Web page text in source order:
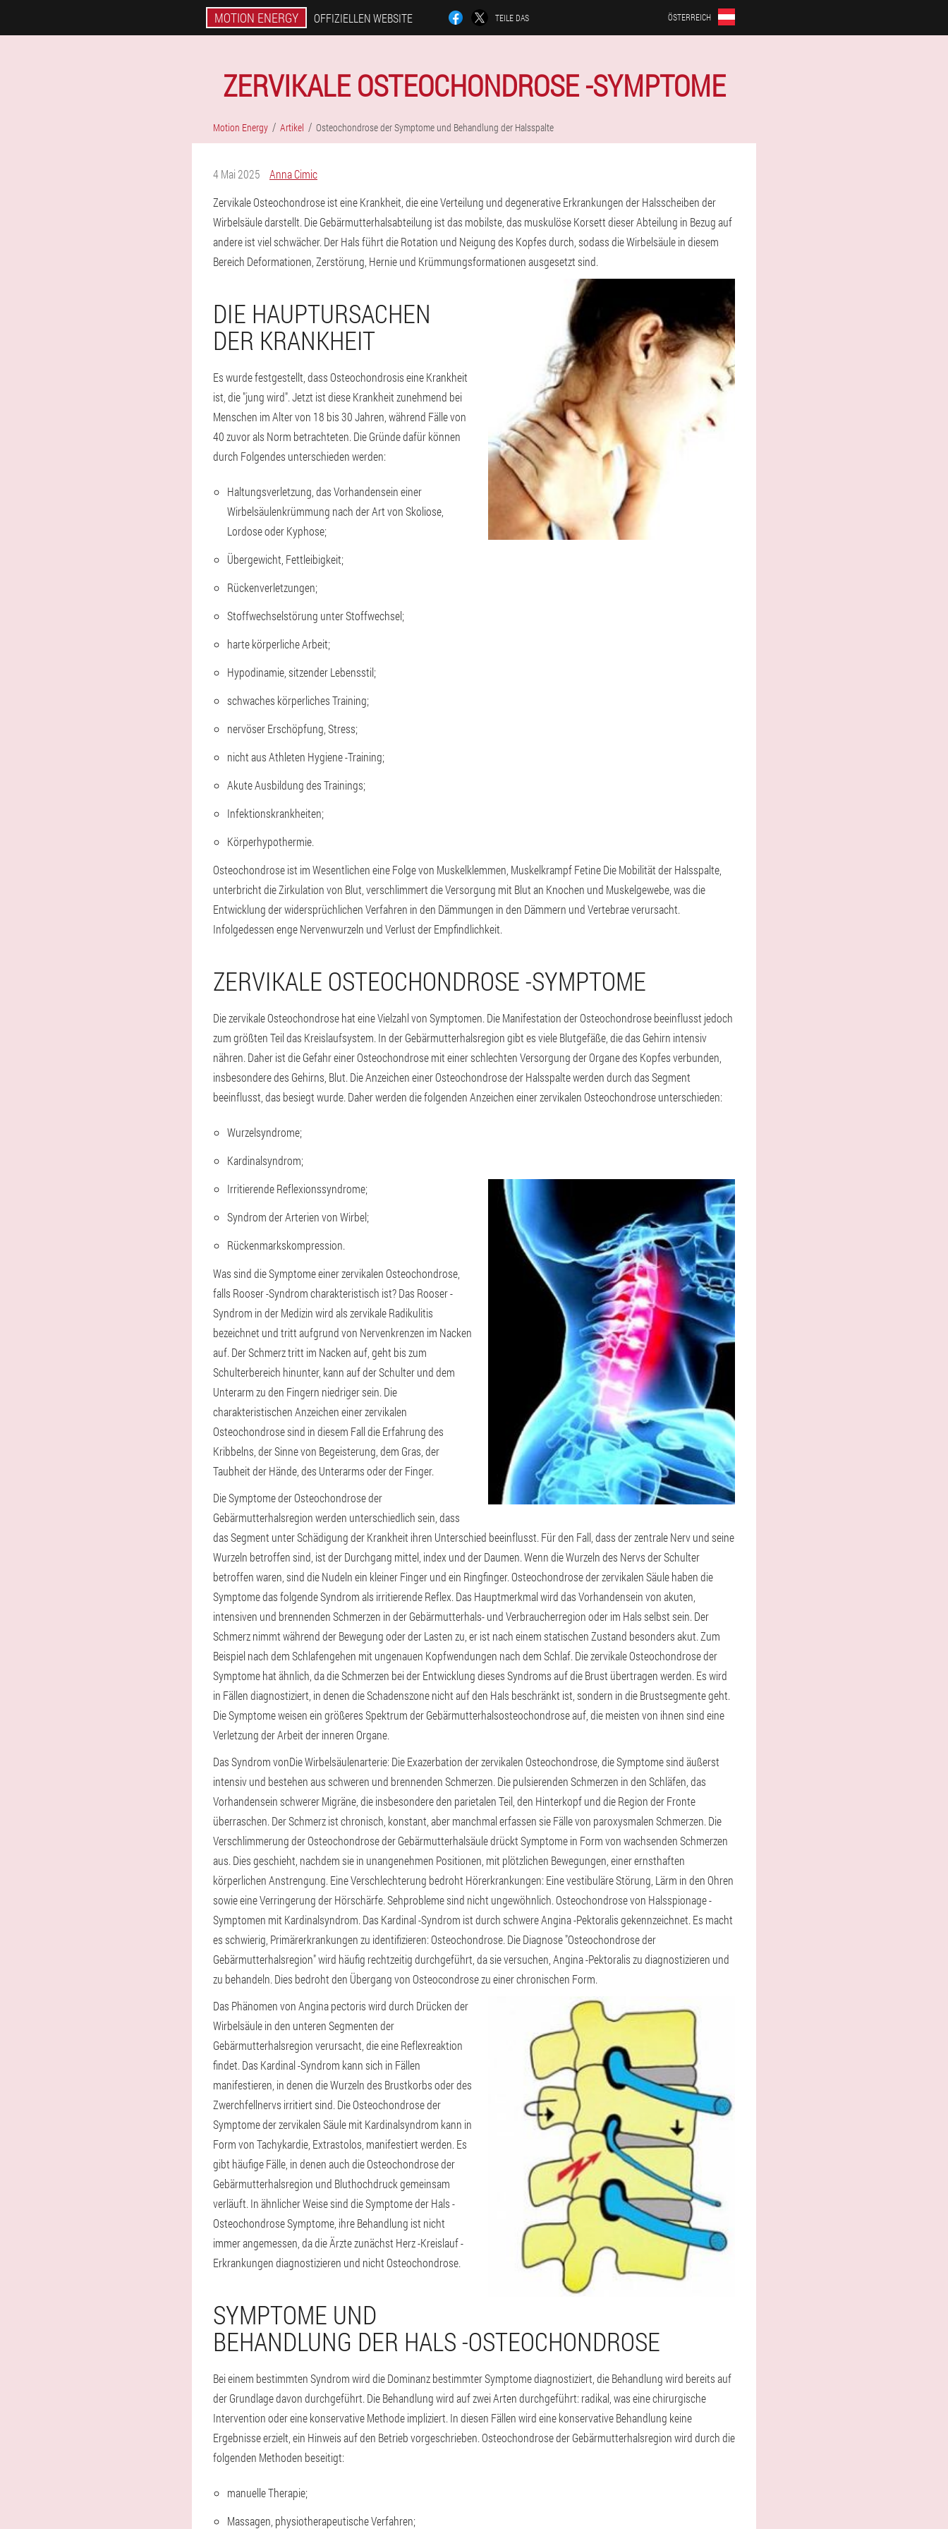
MOTION ENERGY OFFIZIELLEN WEBSITE TEILE DAS ÖSTERREICH
ZERVIKALE OSTEOCHONDROSE -SYMPTOME
Motion Energy Artikel Osteochondrose der Symptome und Behandlung der Halsspalte
4 Mai 2025
Anna Cimic
Zervikale Osteochondrose ist eine Krankheit, die eine Verteilung und degenerative Erkrankungen der Halsscheiben der
Wirbelsäule darstellt. Die Gebärmutterhalsabteilung ist das mobilste, das muskulöse Korsett dieser Abteilung in Bezug auf
andere ist viel schwächer. Der Hals führt die Rotation und Neigung des Kopfes durch, sodass die Wirbelsäule in diesem
Bereich Deformationen, Zerstörung, Hernie und Krümmungsformationen ausgesetzt sind.
DIE HAUPTURSACHEN
DER KRANKHEIT
Es wurde festgestellt, dass Osteochondrosis eine Krankheit
ist, die "jung wird". Jetzt ist diese Krankheit zunehmend bei
Menschen im Alter von 18 bis 30 Jahren, während Fälle von
40 zuvor als Norm betrachteten. Die Gründe dafür können
durch Folgendes unterschieden werden:
Haltungsverletzung, das Vorhandensein einer
Wirbelsäulenkrümmung nach der Art von Skoliose,
Lordose oder Kyphose;
Übergewicht, Fettleibigkeit;
Rückenverletzungen;
Stoffwechselstörung unter Stoffwechsel;
harte körperliche Arbeit;
Hypodinamie, sitzender Lebensstil;
schwaches körperliches Training;
nervöser Erschöpfung, Stress;
nicht aus Athleten Hygiene -Training;
Akute Ausbildung des Trainings;
Infektionskrankheiten;
Körperhypothermie.
Osteochondrose ist im Wesentlichen eine Folge von Muskelklemmen, Muskelkrampf Fetine Die Mobilität der Halsspalte,
unterbricht die Zirkulation von Blut, verschlimmert die Versorgung mit Blut an Knochen und Muskelgewebe, was die
Entwicklung der widersprüchlichen Verfahren in den Dämmungen in den Dämmern und Vertebrae verursacht.
Infolgedessen enge Nervenwurzeln und Verlust der Empfindlichkeit.
ZERVIKALE OSTEOCHONDROSE -SYMPTOME
Die zervikale Osteochondrose hat eine Vielzahl von Symptomen. Die Manifestation der Osteochondrose beeinflusst jedoch
zum größten Teil das Kreislaufsystem. In der Gebärmutterhalsregion gibt es viele Blutgefäße, die das Gehirn intensiv
nähren. Daher ist die Gefahr einer Osteochondrose mit einer schlechten Versorgung der Organe des Kopfes verbunden,
insbesondere des Gehirns, Blut. Die Anzeichen einer Osteochondrose der Halsspalte werden durch das Segment
beeinflusst, das besiegt wurde. Daher werden die folgenden Anzeichen einer zervikalen Osteochondrose unterschieden:
Wurzelsyndrome;
Kardinalsyndrom;
Irritierende Reflexionssyndrome;
Syndrom der Arterien von Wirbel;
Rückenmarkskompression.
Was sind die Symptome einer zervikalen Osteochondrose,
falls Rooser -Syndrom charakteristisch ist? Das Rooser -
Syndrom in der Medizin wird als zervikale Radikulitis
bezeichnet und tritt aufgrund von Nervenkrenzen im Nacken
auf. Der Schmerz tritt im Nacken auf, geht bis zum
Schulterbereich hinunter, kann auf der Schulter und dem
Unterarm zu den Fingern niedriger sein. Die
charakteristischen Anzeichen einer zervikalen
Osteochondrose sind in diesem Fall die Erfahrung des
Kribbelns, der Sinne von Begeisterung, dem Gras, der
Taubheit der Hände, des Unterarms oder der Finger.
Die Symptome der Osteochondrose der
Gebärmutterhalsregion werden unterschiedlich sein, dass
das Segment unter Schädigung der Krankheit ihren Unterschied beeinflusst. Für den Fall, dass der zentrale Nerv und seine
Wurzeln betroffen sind, ist der Durchgang mittel, index und der Daumen. Wenn die Wurzeln des Nervs der Schulter
betroffen waren, sind die Nudeln ein kleiner Finger und ein Ringfinger. Osteochondrose der zervikalen Säule haben die
Symptome das folgende Syndrom als irritierende Reflex. Das Hauptmerkmal wird das Vorhandensein von akuten,
intensiven und brennenden Schmerzen in der Gebärmutterhals- und Verbraucherregion oder im Hals selbst sein. Der
Schmerz nimmt während der Bewegung oder der Lasten zu, er ist nach einem statischen Zustand besonders akut. Zum
Beispiel nach dem Schlafengehen mit ungenauen Kopfwendungen nach dem Schlaf. Die zervikale Osteochondrose der
Symptome hat ähnlich, da die Schmerzen bei der Entwicklung dieses Syndroms auf die Brust übertragen werden. Es wird
in Fällen diagnostiziert, in denen die Schadenszone nicht auf den Hals beschränkt ist, sondern in die Brustsegmente geht.
Die Symptome weisen ein größeres Spektrum der Gebärmutterhalsosteochondrose auf, die meisten von ihnen sind eine
Verletzung der Arbeit der inneren Organe.
Das Syndrom vonDie Wirbelsäulenarterie: Die Exazerbation der zervikalen Osteochondrose, die Symptome sind äußerst
intensiv und bestehen aus schweren und brennenden Schmerzen. Die pulsierenden Schmerzen in den Schläfen, das
Vorhandensein schwerer Migräne, die insbesondere den parietalen Teil, den Hinterkopf und die Region der Fronte
überraschen. Der Schmerz ist chronisch, konstant, aber manchmal erfassen sie Fälle von paroxysmalen Schmerzen. Die
Verschlimmerung der Osteochondrose der Gebärmutterhalsäule drückt Symptome in Form von wachsenden Schmerzen
aus. Dies geschieht, nachdem sie in unangenehmen Positionen, mit plötzlichen Bewegungen, einer ernsthaften
körperlichen Anstrengung. Eine Verschlechterung bedroht Hörerkrankungen: Eine vestibuläre Störung, Lärm in den Ohren
sowie eine Verringerung der Hörschärfe. Sehprobleme sind nicht ungewöhnlich. Osteochondrose von Halsspionage -
Symptomen mit Kardinalsyndrom. Das Kardinal -Syndrom ist durch schwere Angina -Pektoralis gekennzeichnet. Es macht
es schwierig, Primärerkrankungen zu identifizieren: Osteochondrose. Die Diagnose "Osteochondrose der
Gebärmutterhalsregion" wird häufig rechtzeitig durchgeführt, da sie versuchen, Angina -Pektoralis zu diagnostizieren und
zu behandeln. Dies bedroht den Übergang von Osteocondrose zu einer chronischen Form.
Das Phänomen von Angina pectoris wird durch Drücken der
Wirbelsäule in den unteren Segmenten der
Gebärmutterhalsregion verursacht, die eine Reflexreaktion
findet. Das Kardinal -Syndrom kann sich in Fällen
manifestieren, in denen die Wurzeln des Brustkorbs oder des
Zwerchfellnervs irritiert sind. Die Osteochondrose der
Symptome der zervikalen Säule mit Kardinalsyndrom kann in
Form von Tachykardie, Extrastolos, manifestiert werden. Es
gibt häufige Fälle, in denen auch die Osteochondrose der
Gebärmutterhalsregion und Bluthochdruck gemeinsam
verläuft. In ähnlicher Weise sind die Symptome der Hals -
Osteochondrose Symptome, ihre Behandlung ist nicht
immer angemessen, da die Ärzte zunächst Herz -Kreislauf -
Erkrankungen diagnostizieren und nicht Osteochondrose.
SYMPTOME UND
BEHANDLUNG DER HALS -OSTEOCHONDROSE
Bei einem bestimmten Syndrom wird die Dominanz bestimmter Symptome diagnostiziert, die Behandlung wird bereits auf
der Grundlage davon durchgeführt. Die Behandlung wird auf zwei Arten durchgeführt: radikal, was eine chirurgische
Intervention oder eine konservative Methode impliziert. In diesen Fällen wird eine konservative Behandlung keine
Ergebnisse erzielt, ein Hinweis auf den Betrieb vorgeschrieben. Osteochondrose der Gebärmutterhalsregion wird durch die
folgenden Methoden beseitigt:
manuelle Therapie;
Massagen, physiotherapeutische Verfahren;